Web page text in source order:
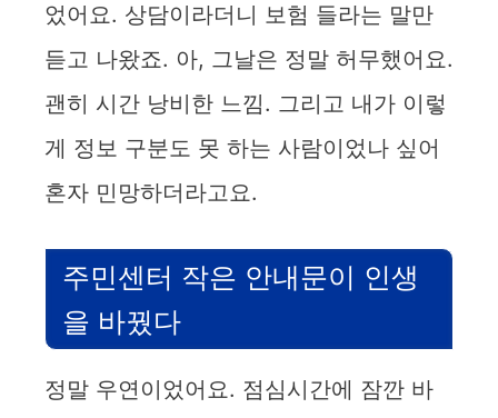
i
d
o
었어요. 상담이라더니 보험 들라는 말만
듣고 나왔죠. 아, 그날은 정말 허무했어요.
괜히 시간 낭비한 느낌. 그리고 내가 이렇
게 정보 구분도 못 하는 사람이었나 싶어
혼자 민망하더라고요.
주민센터 작은 안내문이 인생
을 바꿨다
정말 우연이었어요. 점심시간에 잠깐 바